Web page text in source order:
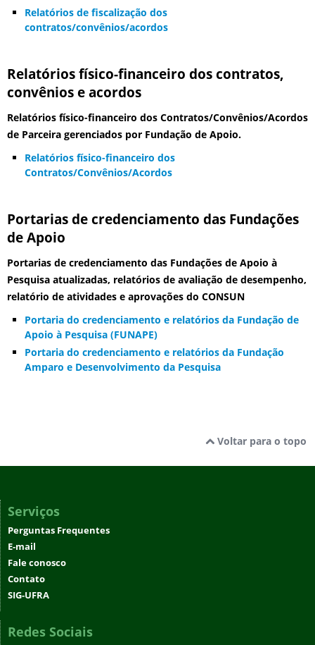
Relatórios de fiscalização dos
contratos/convênios/acordos
Relatórios físico-financeiro dos contratos,
convênios e acordos
Relatórios físico-financeiro dos Contratos/Convênios/Acordos
de Parceira gerenciados por Fundação de Apoio.
Relatórios físico-financeiro dos
Contratos/Convênios/Acordos
Portarias de credenciamento das Fundações
de Apoio
Portarias de credenciamento das Fundações de Apoio à
Pesquisa atualizadas, relatórios de avaliação de desempenho,
relatório de atividades e aprovações do CONSUN
Portaria do credenciamento e relatórios da Fundação de
Apoio à Pesquisa (FUNAPE)
Portaria do credenciamento e relatórios da Fundação
Amparo e Desenvolvimento da Pesquisa
Voltar para o topo
Serviços
Perguntas Frequentes
E-mail
Fale conosco
Contato
SIG-UFRA
Redes Sociais